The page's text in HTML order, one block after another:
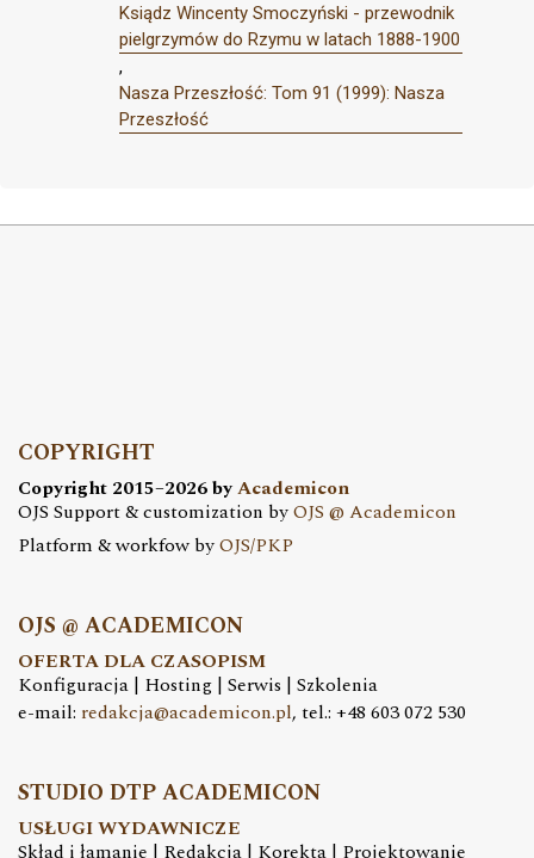
Ksiądz Wincenty Smoczyński - przewodnik
pielgrzymów do Rzymu w latach 1888-1900
,
Nasza Przeszłość: Tom 91 (1999): Nasza
Przeszłość
COPYRIGHT
Copyright 2015–2026 byAcademicon
OJS Support & customization byOJS @ Academicon
Platform & workfow byOJS/PKP
OJS @ ACADEMICON
OFERTA DLA CZASOPISM
Konfiguracja | Hosting | Serwis | Szkolenia
e-mail: redakcja@academicon.pl, tel.: +48 603 072 530
STUDIO DTP ACADEMICON
USŁUGI WYDAWNICZE
Skład i łamanie | Redakcja | Korekta | Projektowanie